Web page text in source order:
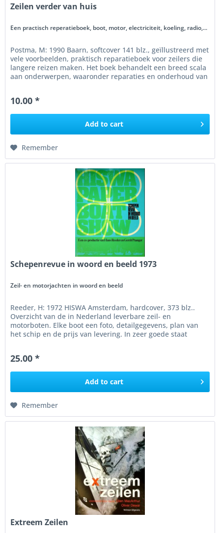
Zeilen verder van huis
Een practisch reperatieboek, boot, motor, electriciteit, koeling, radio,...
Postma, M: 1990 Baarn, softcover 141 blz., geïllustreerd met
vele voorbeelden, praktisch reparatieboek voor zeilers die
langere reizen maken. Het boek behandelt een breed scala
aan onderwerpen, waaronder reparaties en onderhoud van
10.00 *
Add to cart
Remember
Schepenrevue in woord en beeld 1973
Zeil- en motorjachten in woord en beeld
Reeder, H: 1972 HISWA Amsterdam, hardcover, 373 blz..
Overzicht van de in Nederland leverbare zeil- en
motorboten. Elke boot een foto, detailgegevens, plan van
het schip en de prijs van levering. In zeer goede staat
25.00 *
Add to cart
Remember
Extreem Zeilen